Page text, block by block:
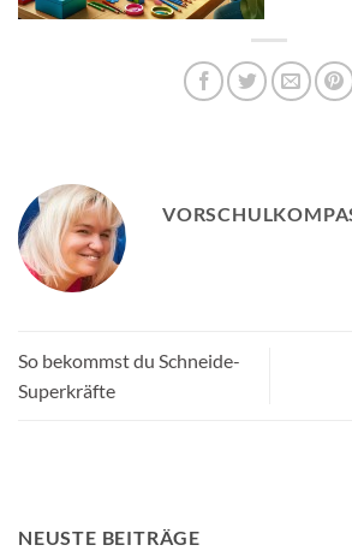
So bekommst du Schneide-
Superkräfte
NEUSTE BEITRÄGE